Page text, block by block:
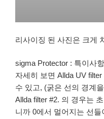
리사이징 된 사진은 크게
sigma Protector : 특이사
자세히 보면 Allda UV
수 있고, (굵은 선의 경계
Allda filter #2. 의 경우는
니까 0에서 멀어지는 선